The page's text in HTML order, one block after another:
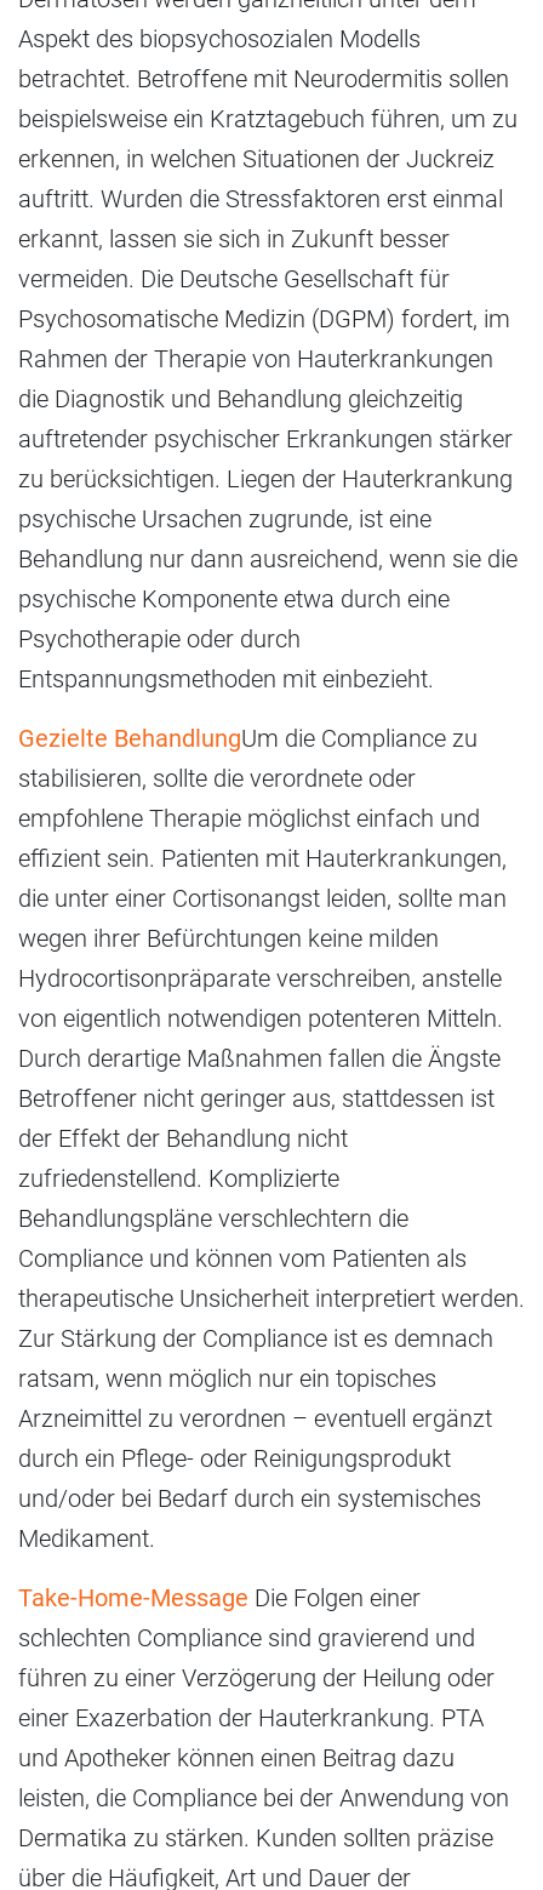
Aspekt des biopsychosozialen Modells
betrachtet. Betroffene mit Neurodermitis sollen
beispielsweise ein Kratztagebuch führen, um zu
erkennen, in welchen Situationen der Juckreiz
auftritt. Wurden die Stressfaktoren erst einmal
erkannt, lassen sie sich in Zukunft besser
vermeiden. Die Deutsche Gesellschaft für
Psychosomatische Medizin (DGPM) fordert, im
Rahmen der Therapie von Hauterkrankungen
die Diagnostik und Behandlung gleichzeitig
auftretender psychischer Erkrankungen stärker
zu berücksichtigen. Liegen der Hauterkrankung
psychische Ursachen zugrunde, ist eine
Behandlung nur dann ausreichend, wenn sie die
psychische Komponente etwa durch eine
Psychotherapie oder durch
Entspannungsmethoden mit einbezieht.
Gezielte BehandlungUm die Compliance zu
stabilisieren, sollte die verordnete oder
empfohlene Therapie möglichst einfach und
effizient sein. Patienten mit Hauterkrankungen,
die unter einer Cortisonangst leiden, sollte man
wegen ihrer Befürchtungen keine milden
Hydrocortisonpräparate verschreiben, anstelle
von eigentlich notwendigen potenteren Mitteln.
Durch derartige Maßnahmen fallen die Ängste
Betroffener nicht geringer aus, stattdessen ist
der Effekt der Behandlung nicht
zufriedenstellend. Komplizierte
Behandlungspläne verschlechtern die
Compliance und können vom Patienten als
therapeutische Unsicherheit interpretiert werden.
Zur Stärkung der Compliance ist es demnach
ratsam, wenn möglich nur ein topisches
Arzneimittel zu verordnen – eventuell ergänzt
durch ein Pflege- oder Reinigungsprodukt
und/oder bei Bedarf durch ein systemisches
Medikament.
Take-Home-Message Die Folgen einer
schlechten Compliance sind gravierend und
führen zu einer Verzögerung der Heilung oder
einer Exazerbation der Hauterkrankung. PTA
und Apotheker können einen Beitrag dazu
leisten, die Compliance bei der Anwendung von
Dermatika zu stärken. Kunden sollten präzise
über die Häufigkeit, Art und Dauer der